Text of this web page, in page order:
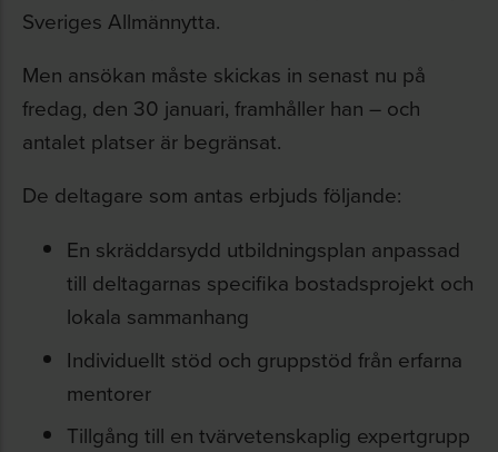
Sveriges Allmännytta.
Men ansökan måste skickas in senast nu på
fredag, den 30 januari, framhåller han – och
antalet platser är begränsat.
De deltagare som antas erbjuds följande:
En skräddarsydd utbildningsplan anpassad
till deltagarnas specifika bostadsprojekt och
lokala sammanhang
Individuellt stöd och gruppstöd från erfarna
mentorer
Tillgång till en tvärvetenskaplig expertgrupp